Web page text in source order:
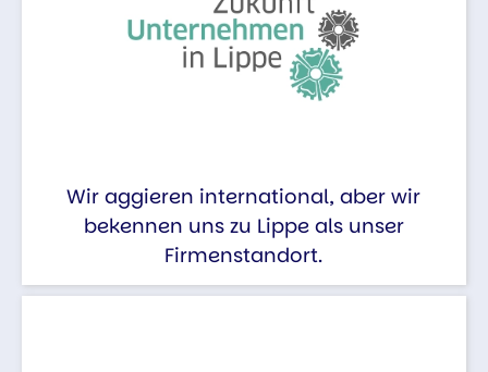
Wir aggieren international, aber wir
bekennen uns zu Lippe als unser
Firmenstandort.